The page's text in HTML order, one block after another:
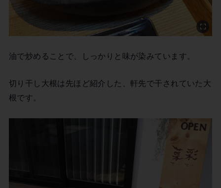
油で炒めることで、しっかりと味が染みています。
切り干し大根は先ほど紹介した、軒先で干されていた大
根です。